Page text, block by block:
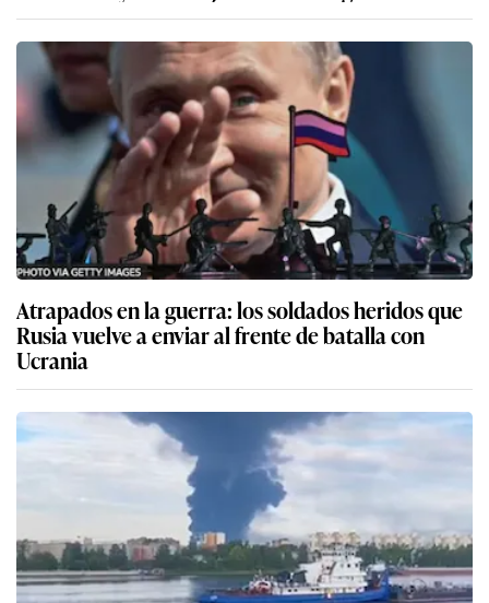
Atrapados en la guerra: los soldados heridos que
Rusia vuelve a enviar al frente de batalla con
Ucrania